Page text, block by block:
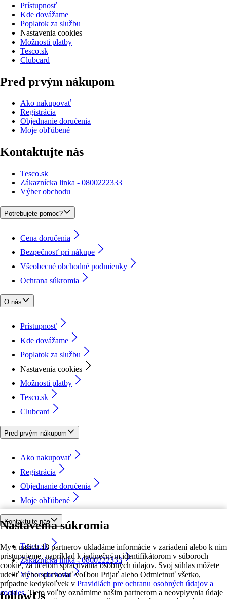
Nastavenia súkromia
My a našich 18 partnerov ukladáme informácie v zariadení alebo k nim
pristupujeme, napríklad k jedinečným identifikátorom v súboroch
cookie, za účelom spracúvania osobných údajov. Svoj súhlas môžete
udeliť alebo spravovať voľbou Prijať alebo Odmietnuť všetko,
prípadne kedykoľvek v Pravidlách pre ochranu osobných údajov a
cookies. Tieto voľby oznámime našim partnerom a neovplyvnia údaje
Prístupnosť
Kde dovážame
Poplatok za službu
Nastavenia cookies
Možnosti platby
Tesco.sk
Clubcard
Pred prvým nákupom
Ako nakupovať
Registrácia
Objednanie doručenia
Moje obľúbené
Kontaktujte nás
Tesco.sk
Zákaznícka linka - 0800222333
Výber obchodu
Potrebujete pomoc?
Cena doručenia
Bezpečnosť pri nákupe
Všeobecné obchodné podmienky
Ochrana súkromia
O nás
Prístupnosť
Kde dovážame
Poplatok za službu
Nastavenia cookies
Možnosti platby
Tesco.sk
Clubcard
Pred prvým nákupom
Ako nakupovať
Registrácia
Objednanie doručenia
Moje obľúbené
Kontaktujte nás
Tesco.sk
Zákaznícka linka - 0800222333
Výber obchodu
followUs